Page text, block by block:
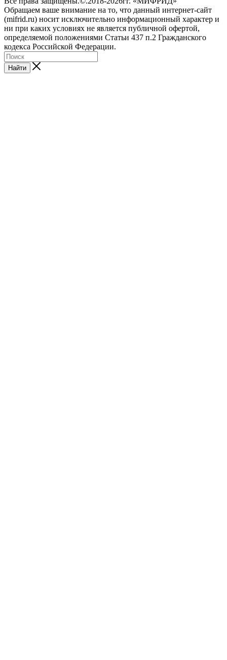
Обращаем ваше внимание на то, что данный интернет-сайт
(mifrid.ru) носит исключительно информационный характер и
ни при каких условиях не является публичной офертой,
определяемой положениями Статьи 437 п.2 Гражданского
кодекса Российской Федерации.
Найти